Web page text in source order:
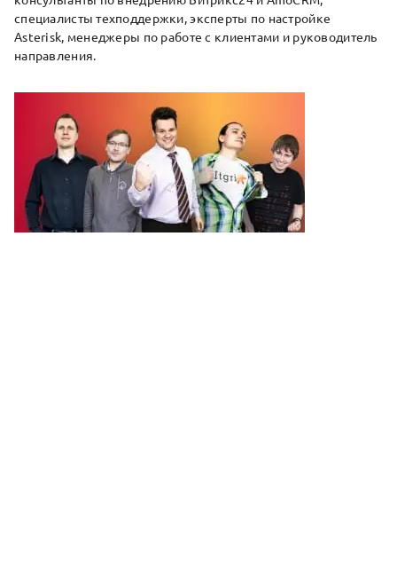
специалисты техподдержки, эксперты по настройке
Asterisk, менеджеры по работе с клиентами и руководитель
направления.